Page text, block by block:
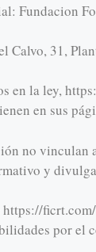
Fundacion
Calvo, 31,
en la ley,
en sus
no vinculan
y
por el